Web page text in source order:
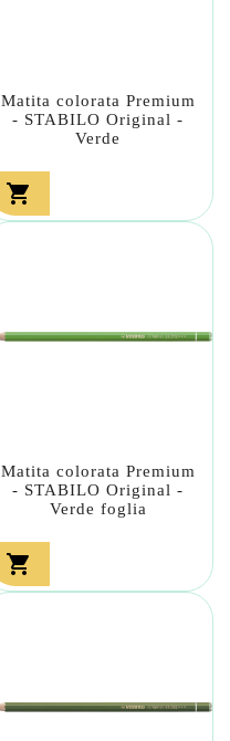
Matita colorata Premium
- STABILO Original -
Verde

Matita colorata Premium
- STABILO Original -
Verde foglia
